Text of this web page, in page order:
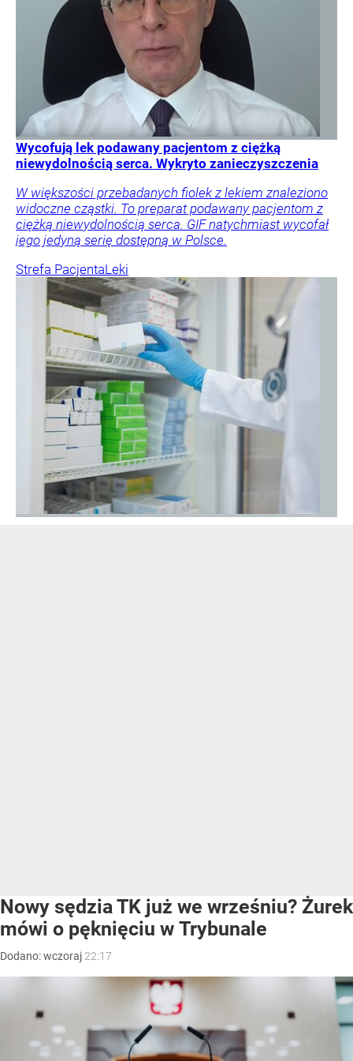
Wycofują lek podawany pacjentom z ciężką
niewydolnością serca. Wykryto zanieczyszczenia
W większości przebadanych fiolek z lekiem znaleziono
widoczne cząstki. To preparat podawany pacjentom z
ciężką niewydolnością serca. GIF natychmiast wycofał
jego jedyną serię dostępną w Polsce.
Strefa PacjentaLeki
Nowy sędzia TK już we wrześniu? Żurek
mówi o pęknięciu w Trybunale
Dodano:wczoraj 22:17